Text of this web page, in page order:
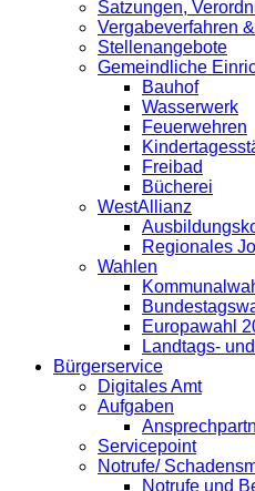
Satzungen,
Vergabeverfahren
Stellenangebote
Gemeindliche
Bauhof
Wasserwerk
Feuerwehren
Freibad
Bücherei
WestAllianz
Regionales
Wahlen
Europawahl
Landtags-
Bürgerservice
Digitales Amt
Aufgaben
Servicepoint
Notrufe/
Notrufe und